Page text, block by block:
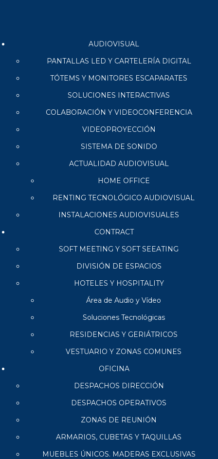
AUDIOVISUAL
PANTALLAS LED Y CARTELERÍA DIGITAL
TÓTEMS Y MONITORES ESCAPARATES
SOLUCIONES INTERACTIVAS
COLABORACIÓN Y VIDEOCONFERENCIA
VIDEOPROYECCIÓN
SISTEMA DE SONIDO
ACTUALIDAD AUDIOVISUAL
HOME OFFICE
RENTING TECNOLÓGICO AUDIOVISUAL
INSTALACIONES AUDIOVISUALES
CONTRACT
SOFT MEETING Y SOFT SEEATING
DIVISIÓN DE ESPACIOS
HOTELES Y HOSPITALITY
Área de Audio y Vídeo
Soluciones Tecnológicas
RESIDENCIAS Y GERIÁTRICOS
VESTUARIO Y ZONAS COMUNES
OFICINA
DESPACHOS DIRECCIÓN
DESPACHOS OPERATIVOS
ZONAS DE REUNIÓN
ARMARIOS, CUBETAS Y TAQUILLAS
MUEBLES ÚNICOS. MADERAS EXCLUSIVAS